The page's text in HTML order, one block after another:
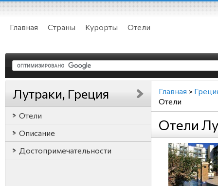
Главная Страны Курорты Отели
Лутраки, Греция
Отели
Описание
Достопримечательности
Главная >
Отели
Отели